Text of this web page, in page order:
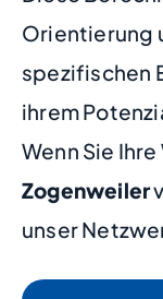
Orientierung
spezifischen
ihrem
Wenn Sie
Zogenweiler
unser